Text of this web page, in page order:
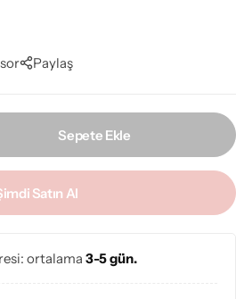
Paylaş
Sepete Ekle
Satın Al
ortalama 3-5 gün.